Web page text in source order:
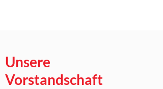
Unsere
Vorstandschaft